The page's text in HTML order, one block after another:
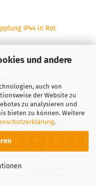
und andere
auch von
der Website zu
zu analysieren und
bieten zu können. Weitere
.
Rot